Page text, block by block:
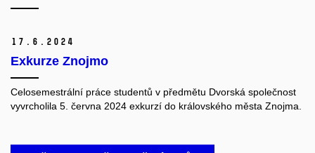
17. 6. 2024
Exkurze Znojmo
Celosemestrální práce studentů v předmětu Dvorská společnost
vyvrcholila 5. června 2024 exkurzí do královského města Znojma.